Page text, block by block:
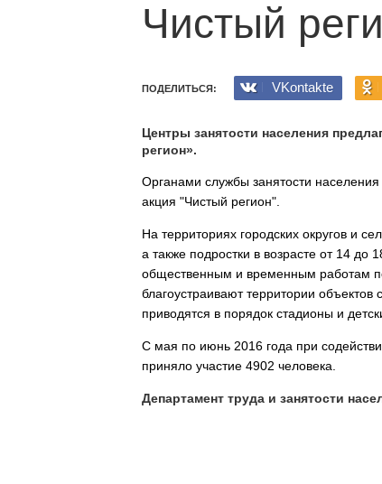
Чистый
ПОДЕЛИТЬСЯ: VKontakte
Центры занятости населения
регион».
Органами службы занятости
акция "Чистый регион".
На территориях городских округов и
а также подростки в возрасте от 14 до
общественным и временным работам
благоустраивают территории
приводятся в порядок стадионы и
С мая по июнь 2016 года при
приняло участие 4902 человека.
Департамент труда и занятости